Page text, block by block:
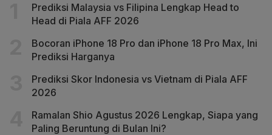
Prediksi Malaysia vs Filipina Lengkap Head to
Head di Piala AFF 2026
Bocoran iPhone 18 Pro dan iPhone 18 Pro Max, Ini
Prediksi Harganya
Prediksi Skor Indonesia vs Vietnam di Piala AFF
2026
Ramalan Shio Agustus 2026 Lengkap, Siapa yang
Paling Beruntung di Bulan Ini?